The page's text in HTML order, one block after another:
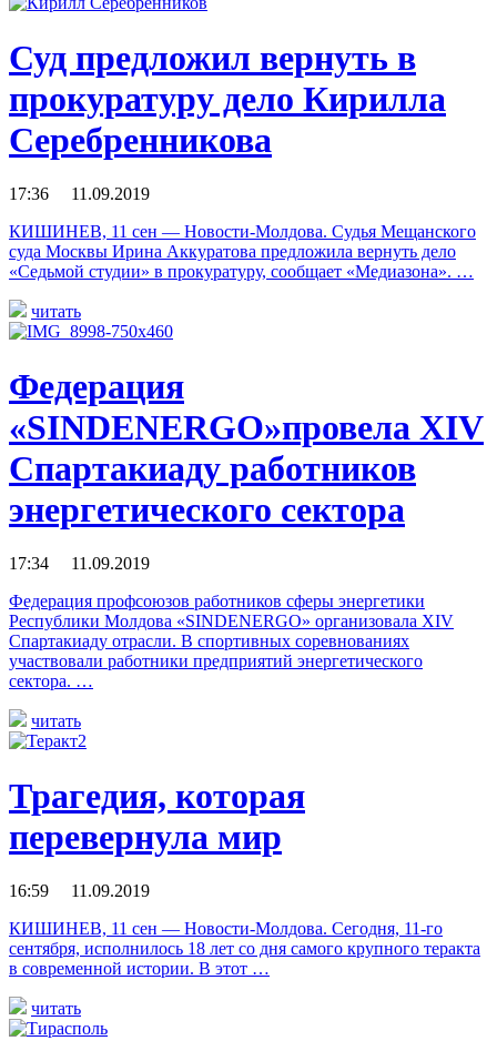
Суд предложил вернуть в
прокуратуру дело Кирилла
Серебренникова
17:36 11.09.2019
КИШИНЕВ, 11 сен — Новости-Молдова. Судья Мещанского
суда Москвы Ирина Аккуратова предложила вернуть дело
«Седьмой студии» в прокуратуру, сообщает «Медиазона». …
читать
Федерация
«SINDENERGO»провела XIV
Спартакиаду работников
энергетического сектора
17:34 11.09.2019
Федерация профсоюзов работников сферы энергетики
Республики Молдова «SINDENERGO» организовала XIV
Спартакиаду отрасли. В спортивных соревнованиях
участвовали работники предприятий энергетического
сектора. …
читать
Трагедия, которая
перевернула мир
16:59 11.09.2019
КИШИНЕВ, 11 сен — Новости-Молдова. Сегодня, 11-го
сентября, исполнилось 18 лет со дня самого крупного теракта
в современной истории. В этот …
читать